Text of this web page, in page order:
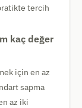
tercih
kaç değer
için en az
sapma
az iki